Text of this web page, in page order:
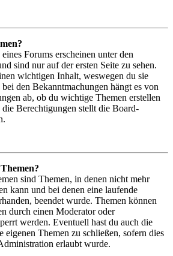
Forums erscheinen unter den
sind nur auf der ersten Seite zu sehen.
wichtigen Inhalt, weswegen du sie
den Bekanntmachungen hängt es von
ab, ob du wichtige Themen erstellen
Berechtigungen stellt die Board-
sind Themen, in denen nicht mehr
kann und bei denen eine laufende
beendet wurde. Themen können
durch einen Moderator oder
werden. Eventuell hast du auch die
eigenen Themen zu schließen, sofern dies
erlaubt wurde.